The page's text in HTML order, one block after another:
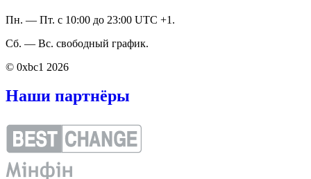
Пн. — Пт. с 10:00 до 23:00 UTC +1.
Сб. — Вс. свободный график.
© 0xbc1 2026
Наши партнёры